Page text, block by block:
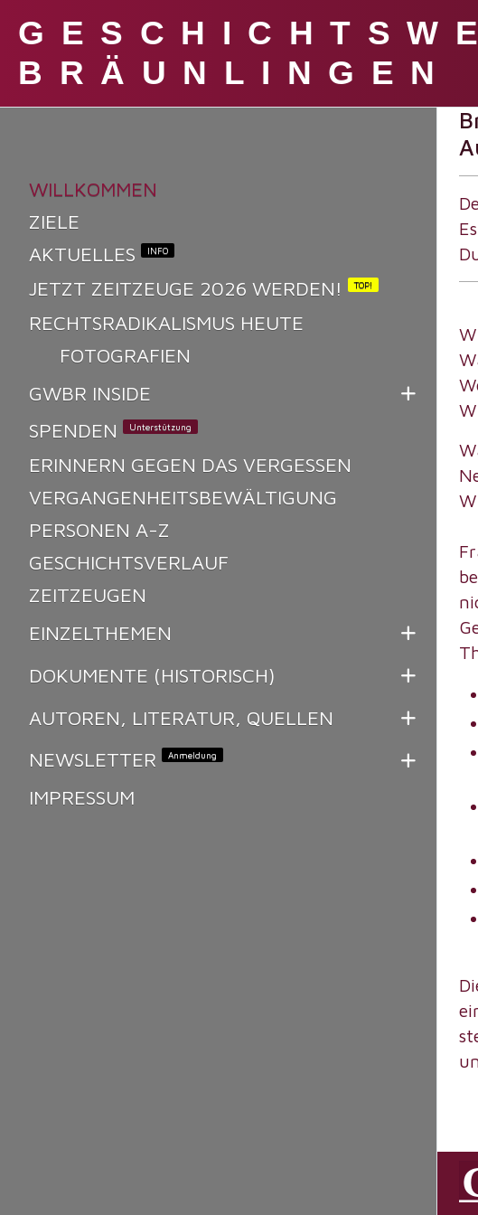
BRÄUNLINGEN
WILLKOMMEN
ZIELE
AKTUELLES
INFO
JETZT ZEITZEUGE 2026 WERDEN! TOP!
RECHTSRADIKALISMUS HEUTE
FOTOGRAFIEN
GWBR INSIDE
SPENDEN
Unterstützung
ERINNERN GEGEN DAS VERGESSEN
VERGANGENHEITSBEWÄLTIGUNG
PERSONEN A-Z
GESCHICHTSVERLAUF
ZEITZEUGEN
EINZELTHEMEN
DOKUMENTE (HISTORISCH)
AUTOREN, LITERATUR, QUELLEN
NEWSLETTER
Anmeldung
IMPRESSUM